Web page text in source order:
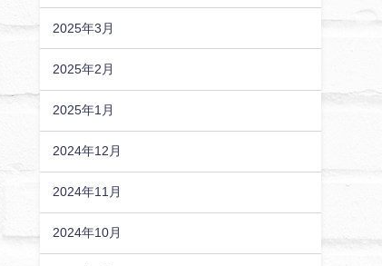
2025年3月
2025年2月
2025年1月
2024年12月
2024年11月
2024年10月